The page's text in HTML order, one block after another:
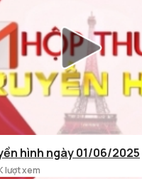
hình ngày 01/06/2025
lượt xem